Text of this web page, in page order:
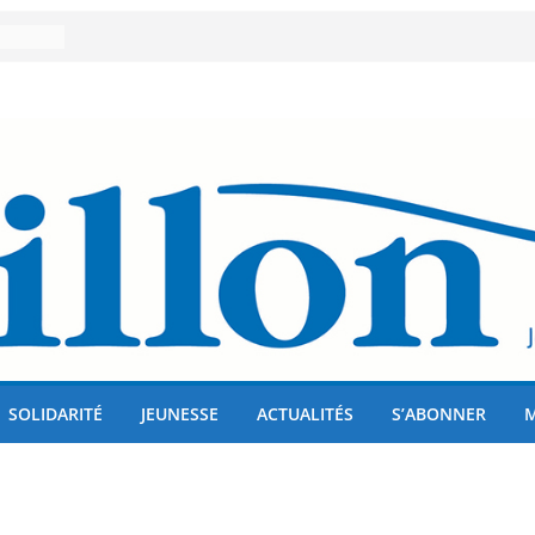
!
SOLIDARITÉ JEUNESSE ACTUALITÉS S’ABONNER